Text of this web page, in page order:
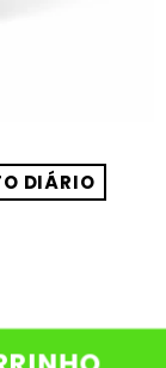
DIÁRIO